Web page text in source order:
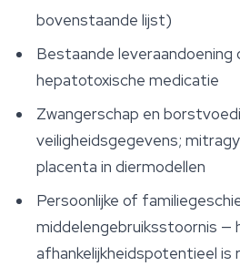
bovenstaande lijst)
Bestaande leveraandoening
hepatotoxische medicatie
Zwangerschap en
veiligheidsgegevens;
placenta in diermodellen
Persoonlijke of
middelengebruiksstoornis —
afhankelijkheidspotentieel is